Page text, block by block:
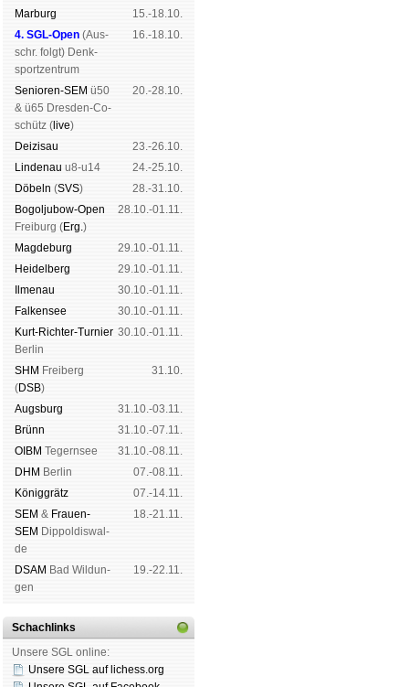
Mar­burg
15.-18.10.
4. SGL-Open (Aus­
schr. folgt) Denk­
sport­zen­trum
16.-18.10.
Senioren-SEM ü50
& ü65 Dres­den-Co­
schütz ( live)
20.-28.10.
Dei­zi­sau
23.-26.10.
Lin­de­nau u8-u14
24.-25.10.
Dö­beln (SVS)
28.-31.10.
Bogoljubow-Open
Frei­burg (Erg.)
28.10.-01.11.
Mag­de­burg
29.10.-01.11.
Hei­del­berg
29.10.-01.11.
Il­me­nau
30.10.-01.11.
Fal­ken­see
30.10.-01.11.
Kurt-Rich­ter-Tur­nier
Ber­lin
30.10.-01.11.
SHM Frei­berg
(DSB)
31.10.
Augs­burg
31.10.-03.11.
Brünn
31.10.-07.11.
OIBM Tegern­see
31.10.-08.11.
DHM Ber­lin
07.-08.11.
König­grätz
07.-14.11.
SEM & Frauen-
SEM Dip­pol­dis­wal­
de
18.-21.11.
DSAM Bad Wil­dun­
gen
19.-22.11.
Schachlinks
Unsere SGL online:
Unsere SGL auf li­chess.org